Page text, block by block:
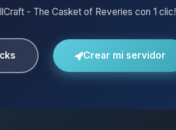
- The Casket of Reveries con 1 clic!
Crear mi servidor